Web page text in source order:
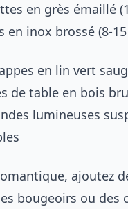
en grès émaillé
en inox brossé (8-
en lin vert
de table en bois
lumineuses
ajoutez
bougeoirs ou des